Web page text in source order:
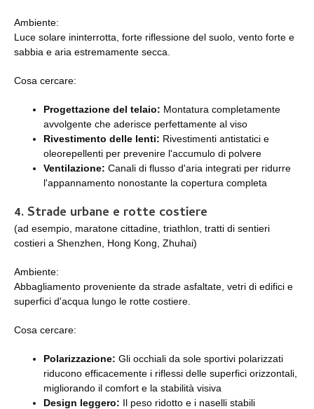
Ambiente:
Luce solare ininterrotta, forte riflessione del suolo, vento forte e
sabbia e aria estremamente secca.
Cosa cercare:
Progettazione del telaio: Montatura completamente
avvolgente che aderisce perfettamente al viso
Rivestimento delle lenti: Rivestimenti antistatici e
oleorepellenti per prevenire l'accumulo di polvere
Ventilazione: Canali di flusso d'aria integrati per ridurre
l'appannamento nonostante la copertura completa
4. Strade urbane e rotte costiere
(ad esempio, maratone cittadine, triathlon, tratti di sentieri
costieri a Shenzhen, Hong Kong, Zhuhai)
Ambiente:
Abbagliamento proveniente da strade asfaltate, vetri di edifici e
superfici d'acqua lungo le rotte costiere.
Cosa cercare:
Polarizzazione: Gli occhiali da sole sportivi polarizzati
riducono efficacemente i riflessi delle superfici orizzontali,
migliorando il comfort e la stabilità visiva
Design leggero: Il peso ridotto e i naselli stabili